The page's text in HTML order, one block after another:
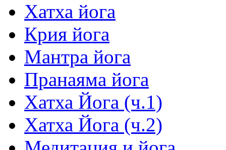
Хатха йога
Крия йога
Мантра йога
Пранаяма йога
Хатха Йога (ч.1)
Хатха Йога (ч.2)